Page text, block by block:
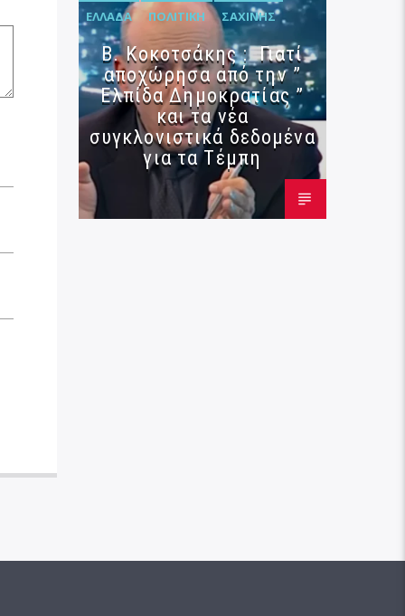
ΕΛΛΆΔΑ ΠΟΛΙΤΙΚΉ ΣΑΧΊΝΗΣ
Β. Κοκοτσάκης : Γιατί
αποχώρησα από την ”
Ελπίδα Δημοκρατίας ”
και τα νέα
συγκλονιστικά δεδομένα
για τα Τέμπη